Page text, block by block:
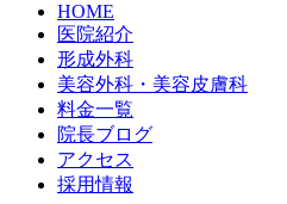
HOME
医院紹介
形成外科
美容外科・美容皮膚科
料金一覧
院長ブログ
アクセス
採用情報